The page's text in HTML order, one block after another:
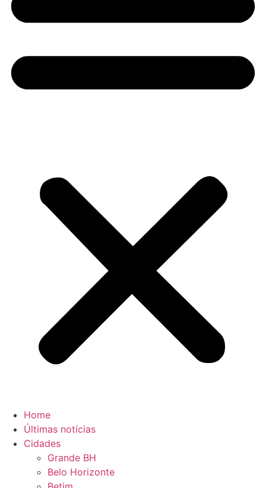
Home
Últimas notícias
Cidades
Grande BH
Belo Horizonte